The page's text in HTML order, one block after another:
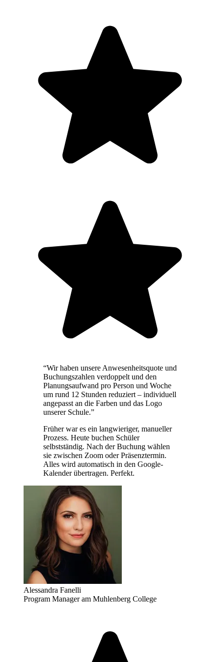
“Wir haben unsere Anwesenheitsquote und
Buchungszahlen verdoppelt und den
Planungsaufwand pro Person und Woche
um rund 12 Stunden reduziert – individuell
angepasst an die Farben und das Logo
unserer Schule.”
Früher war es ein langwieriger, manueller
Prozess. Heute buchen Schüler
selbstständig. Nach der Buchung wählen
sie zwischen Zoom oder Präsenztermin.
Alles wird automatisch in den Google-
Kalender übertragen. Perfekt.
Alessandra Fanelli
Program Manager am Muhlenberg College